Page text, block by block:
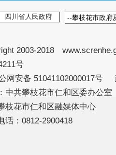
四川省人民政府
2003-2018
号
网安备 51041102000017
中共攀枝花市仁和区委办公
枝花市仁和区融媒体中心
话：0812-2900418